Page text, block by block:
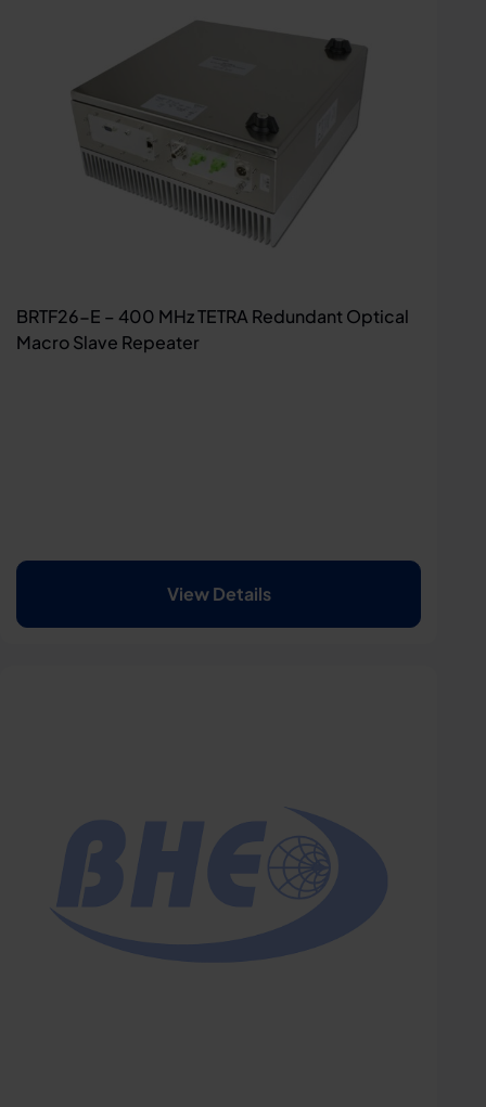
BRTF26-E – 400 MHz TETRA Redundant Optical
Macro Slave Repeater
View Details